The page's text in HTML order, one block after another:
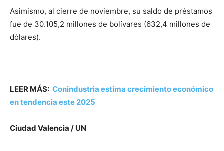
Asimismo, al cierre de noviembre, su saldo de préstamos
fue de 30.105,2 millones de bolívares (632,4 millones de
dólares).
LEER MÁS: Conindustria estima crecimiento económico
en tendencia este 2025
Ciudad Valencia / UN